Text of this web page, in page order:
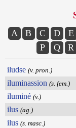
A B C D E
P
Q R
iludse (v. pron.)
iluminassion (s. fem.)
iluminé (v.)
ilus (ag.)
ilus (s. masc.)